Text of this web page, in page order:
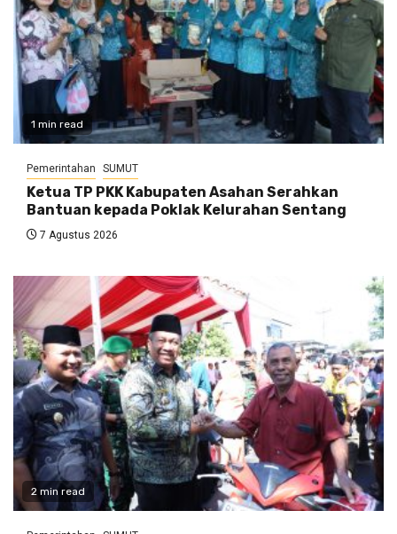
1 min read
Pemerintahan SUMUT
Ketua TP PKK Kabupaten Asahan Serahkan
Bantuan kepada Poklak Kelurahan Sentang
7 Agustus 2026
2 min read